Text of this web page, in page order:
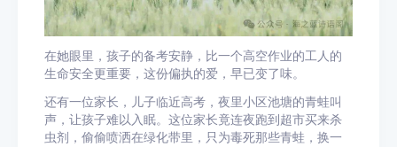
在她眼里，孩子的备考安静，比一个高空作业的工人的
生命安全更重要，这份偏执的爱，早已变了味。
还有一位家长，儿子临近高考，夜里小区池塘的青蛙叫
声，让孩子难以入眠。这位家长竟连夜跑到超市买来杀
虫剂，偷偷喷洒在绿化带里，只为毒死那些青蛙，换一